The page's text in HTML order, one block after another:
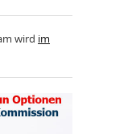
wird im